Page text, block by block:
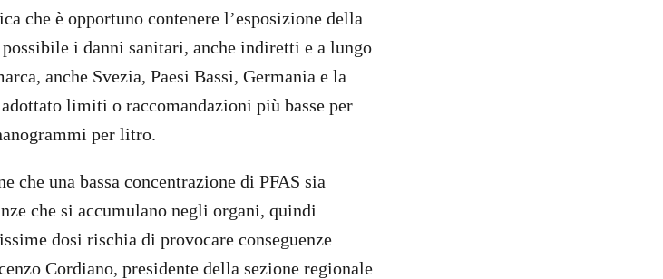
che è opportuno contenere l’esposizione della
i danni sanitari, anche indiretti e a lungo
anche Svezia, Paesi Bassi, Germania e la
limiti o raccomandazioni più basse per
per litro.
che una bassa concentrazione di PFAS sia
che si accumulano negli organi, quindi
dosi rischia di provocare conseguenze
Cordiano, presidente della sezione regionale